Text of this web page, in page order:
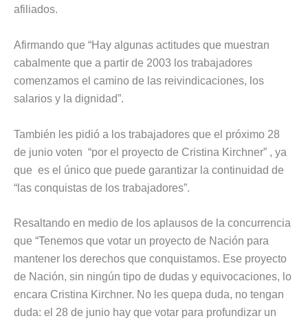
afiliados.
Afirmando que “Hay algunas actitudes que muestran
cabalmente que a partir de 2003 los trabajadores
comenzamos el camino de las reivindicaciones, los
salarios y la dignidad”.
También les pidió a los trabajadores que el próximo 28
de junio voten “por el proyecto de Cristina Kirchner” , ya
que es el único que puede garantizar la continuidad de
“las conquistas de los trabajadores”.
Resaltando en medio de los aplausos de la concurrencia
que “Tenemos que votar un proyecto de Nación para
mantener los derechos que conquistamos. Ese proyecto
de Nación, sin ningún tipo de dudas y equivocaciones, lo
encara Cristina Kirchner. No les quepa duda, no tengan
duda: el 28 de junio hay que votar para profundizar un